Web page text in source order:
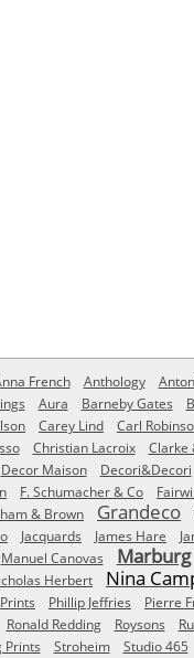
French Anthology
Aura Barneby Gates
Carey Lind Carl
Christian Lacroix Clarke
Decor Maison Decori&Decori
F. Schumacher & Co
& Brown Grandeco
Jacquards James Hare
Manuel Canovas Marburg
Herbert Nina
Phillip Jeffries Pierre
Ronald Redding Roysons
Prints Stroheim Studio 465